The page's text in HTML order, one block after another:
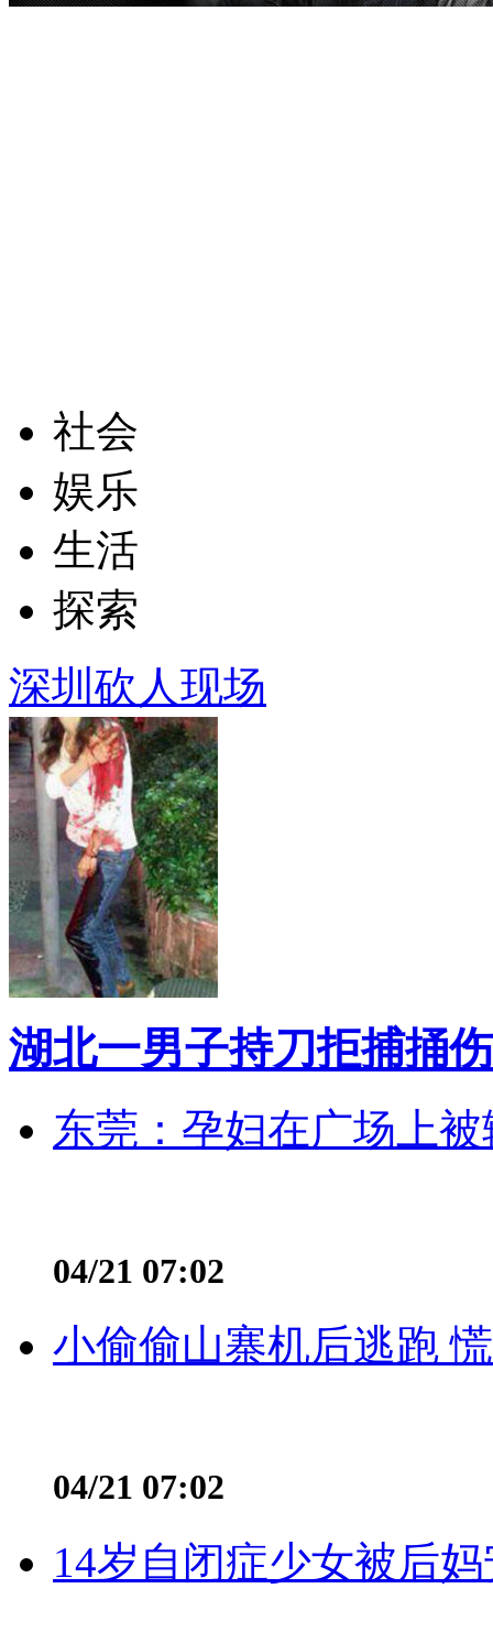
社会
娱乐
生活
探索
深圳砍人现场
湖北一男子持刀拒捕捅
东莞：孕妇在广场上
04/21 07:02
小偷偷山寨机后逃跑
04/21 07:02
14岁自闭症少女被后